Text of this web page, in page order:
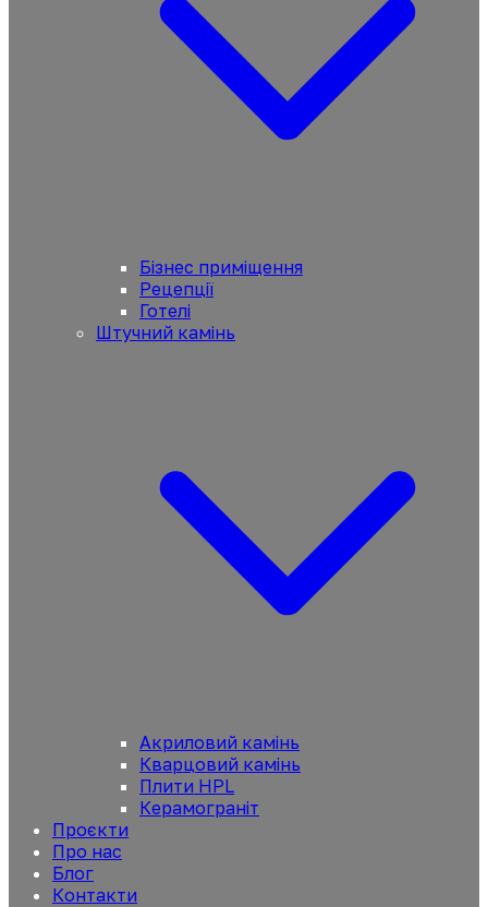
Бізнес приміщення
Рецепції
Готелі
Штучний камінь
Акриловий камінь
Кварцовий камінь
Плити HPL
Керамограніт
Проєкти
Про нас
Блог
Контакти